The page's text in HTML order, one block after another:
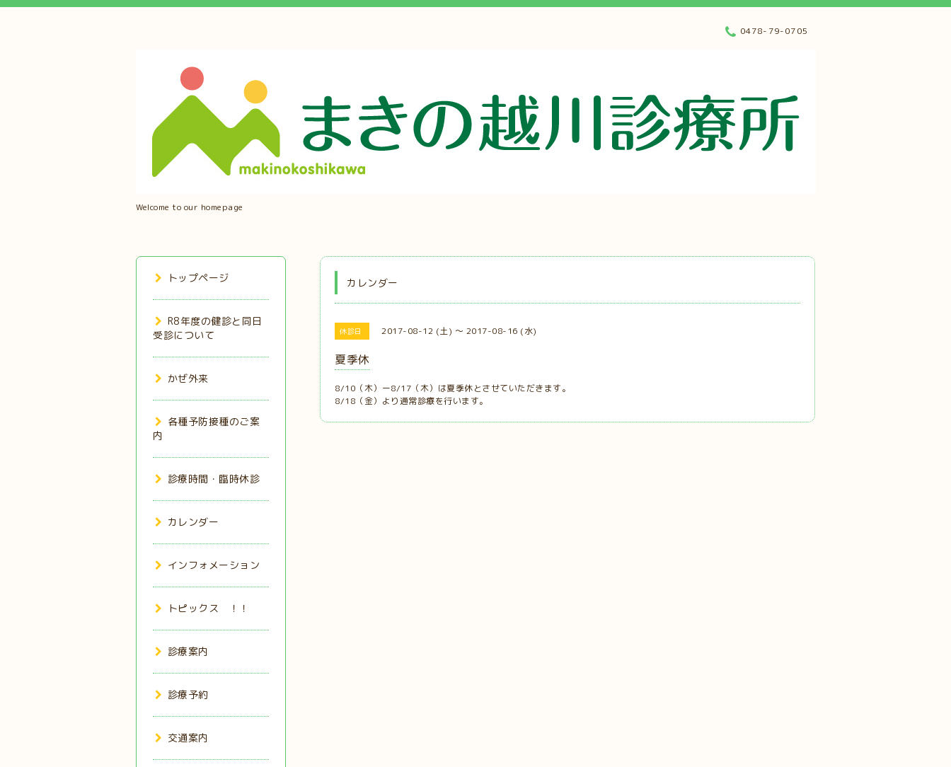
Welcome to our homepage
0478-79-0705
カレンダー
休診日 2017-08-12 (土) ～ 2017-08-16 (水)
夏季休
8/10（木）ー8/17（木）は夏季休とさせていただきます。
8/18（金）より通常診療を行います。
トップページ
R8年度の健診と同日
受診について
かぜ外来
各種予防接種のご案
内
診療時間・臨時休診
カレンダー
インフォメーション
トピックス ！！
診療案内
診療予約
交通案内